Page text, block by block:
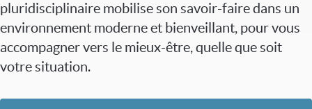
pluridisciplinaire mobilise son savoir-faire dans un
environnement moderne et bienveillant, pour vous
accompagner vers le mieux-être, quelle que soit
votre situation.